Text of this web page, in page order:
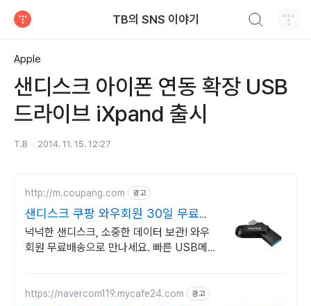
TB의 SNS 이야기
Apple
샌디스크 아이폰 연동 확장 USB
드라이브 iXpand 출시
T.B 2014. 11. 15. 12:27
http://m.coupang.com 광고
샌디스크 쿠팡 와우회원 30일 무료반
품
넉넉한 샌디스크, 소중한 데이터 보관! 와우
회원 무료배송으로 만나세요. 빠른 USB메
https://navercom119.mycafe24.com 광고